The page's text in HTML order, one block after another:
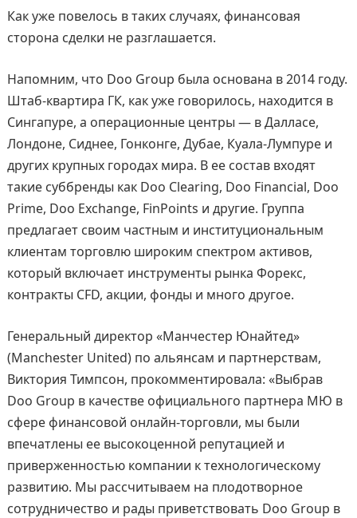
Как уже повелось в таких случаях, финансовая
сторона сделки не разглашается.
Напомним, что Doo Group была основана в 2014 году.
Штаб-квартира ГК, как уже говорилось, находится в
Сингапуре, а операционные центры — в Далласе,
Лондоне, Сиднее, Гонконге, Дубае, Куала-Лумпуре и
других крупных городах мира. В ее состав входят
такие суббренды как Doo Clearing, Doo Financial, Doo
Prime, Doo Exchange, FinPoints и другие. Группа
предлагает своим частным и институциональным
клиентам торговлю широким спектром активов,
который включает инструменты рынка Форекс,
контракты CFD, акции, фонды и много другое.
Генеральный директор «Манчестер Юнайтед»
(Manchester United) по альянсам и партнерствам,
Виктория Тимпсон, прокомментировала: «Выбрав
Doo Group в качестве официального партнера МЮ в
сфере финансовой онлайн-торговли, мы были
впечатлены ее высокоценной репутацией и
приверженностью компании к технологическому
развитию. Мы рассчитываем на плодотворное
сотрудничество и рады приветствовать Doo Group в